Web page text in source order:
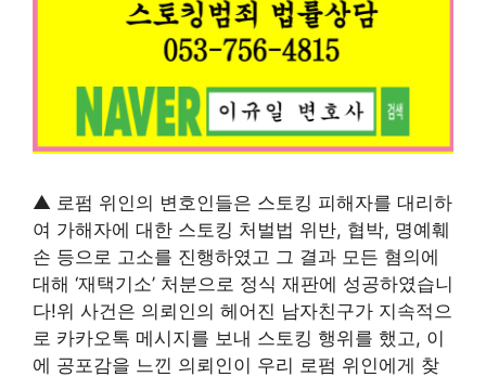
▲ 로펌 위인의 변호인들은 스토킹 피해자를 대리하
여 가해자에 대한 스토킹 처벌법 위반, 협박, 명예훼
손 등으로 고소를 진행하였고 그 결과 모든 혐의에
대해 ‘재택기소’ 처분으로 정식 재판에 성공하였습니
다!위 사건은 의뢰인의 헤어진 남자친구가 지속적으
로 카카오톡 메시지를 보내 스토킹 행위를 했고, 이
에 공포감을 느낀 의뢰인이 우리 로펌 위인에게 찾